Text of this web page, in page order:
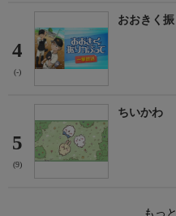
4
(-)
おおきく
5
(9)
ちいかわ
もっ